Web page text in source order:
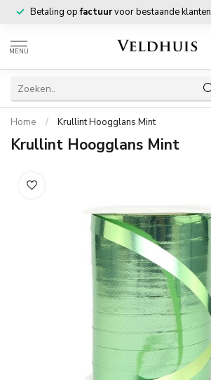
Betaling opfactuurvoor bestaande klanten
MENU
Home / Krullint Hoogglans Mint
Krullint Hoogglans Mint